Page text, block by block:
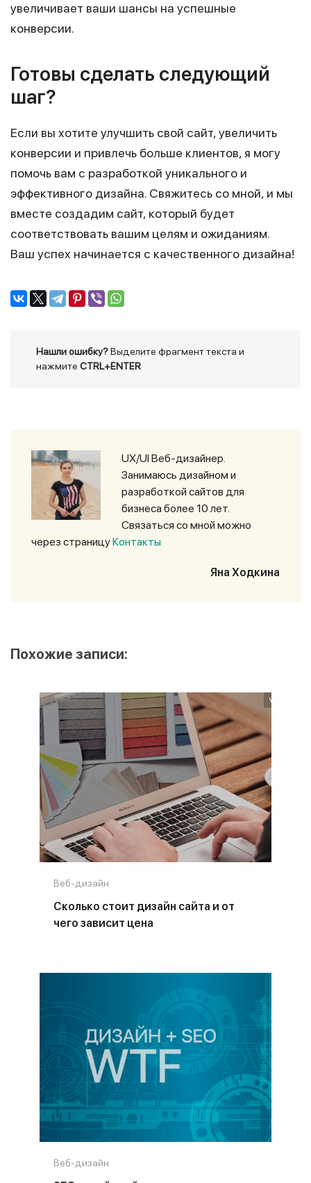
увеличивает ваши шансы на успешные
конверсии.
Готовы сделать следующий
шаг?
Если вы хотите улучшить свой сайт, увеличить
конверсии и привлечь больше клиентов, я могу
помочь вам с разработкой уникального и
эффективного дизайна. Свяжитесь со мной, и мы
вместе создадим сайт, который будет
соответствовать вашим целям и ожиданиям.
Ваш успех начинается с качественного дизайна!
Нашли ошибку?Выделите фрагмент текста и
нажмите CTRL+ENTER
UX/UI Веб-дизайнер.
Занимаюсь дизайном и
разработкой сайтов для
бизнеса более 10 лет.
Связаться со мной можно
через страницуКонтакты
Яна Ходкина
Похожие записи:
Веб-дизайн
Сколько стоит дизайн сайта и от
чего зависит цена
Веб-дизайн